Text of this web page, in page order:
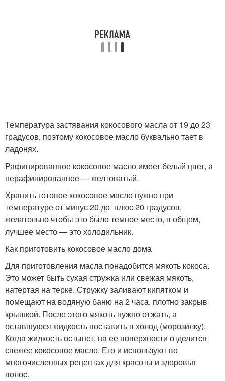
Температура застявания кокосового масла от 19 до 23
градусов, поэтому кокосовое масло буквально тает в
ладонях.
Рафинированное кокосовое масло имеет белый цвет, а
нерафинированное — желтоватый.
Хранить готовое кокосовое масло нужно при
температуре от минус 20 до плюс 20 градусов,
желательно чтобы это было темное место, в общем,
лучшее место — это холодильник.
Как приготовить кокосовое масло дома
Для приготовления масла понадобится мякоть кокоса.
Это может быть сухая стружка или свежая мякоть,
натертая на терке. Стружку заливают кипятком и
помещают на водяную баню на 2 часа, плотно закрыв
крышкой. После этого мякоть нужно отжать, а
оставшуюся жидкость поставить в холод (морозилку).
Когда жидкость остынет, на ее поверхности отделится
свежее кокосовое масло. Его и используют во
многочисленных рецептах для красоты и здоровья
волос.